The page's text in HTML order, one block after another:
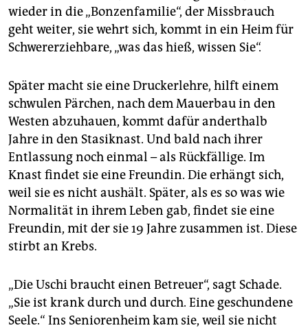
wieder in die „Bonzenfamilie“, der Missbrauch
geht weiter, sie wehrt sich, kommt in ein Heim für
Schwererziehbare, „was das hieß, wissen Sie“.
Später macht sie eine Druckerlehre, hilft einem
schwulen Pärchen, nach dem Mauerbau in den
Westen abzuhauen, kommt dafür anderthalb
Jahre in den Stasiknast. Und bald nach ihrer
Entlassung noch einmal – als Rückfällige. Im
Knast findet sie eine Freundin. Die erhängt sich,
weil sie es nicht aushält. Später, als es so was wie
Normalität in ihrem Leben gab, findet sie eine
Freundin, mit der sie 19 Jahre zusammen ist. Diese
stirbt an Krebs.
„Die Uschi braucht einen Betreuer“, sagt Schade.
„Sie ist krank durch und durch. Eine geschundene
Seele.“ Ins Seniorenheim kam sie, weil sie nicht